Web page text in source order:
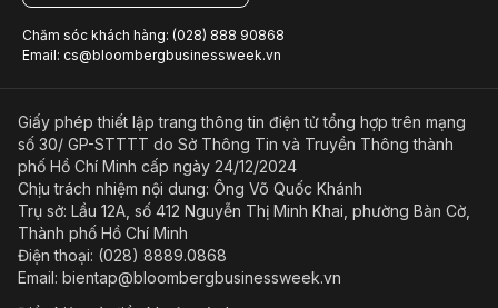
Chăm sóc khách hàng: (028) 888 90868
Email: cs@bloombergbusinessweek.vn
Giấy phép thiết lập trang thông tin điện tử tổng hợp trên mạng
số 30/ GP-STTTT do Sở Thông Tin và Truyền Thông thành
phố Hồ Chí Minh cấp ngày 24/12/2024
Chịu trách nhiệm nội dung: Ông Võ Quốc Khánh
Trụ sở: Lầu 12A, số 412 Nguyễn Thị Minh Khai, phường Bàn Cờ,
Thành phố Hồ Chí Minh
Điện thoại: (028) 8889.0868
Email: bientap@bloombergbusinessweek.vn